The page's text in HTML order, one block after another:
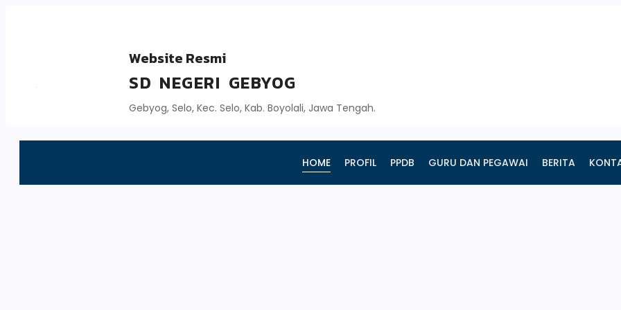
Website Resmi
SD NEGERI GEBYOG
Gebyog, Selo, Kec. Selo, Kab. Boyolali, Jawa Tengah.
HOME PROFIL PPDB GURU DAN PEGAWAI BERITA